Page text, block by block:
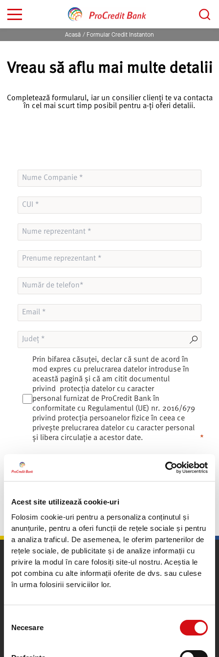
Acest site utilizează cookie-uri
Folosim cookie-uri pentru a personaliza conținutul și
anunțurile, pentru a oferi funcții de rețele sociale și pentru
a analiza traficul. De asemenea, le oferim partenerilor de
rețele sociale, de publicitate și de analize informații cu
privire la modul în care folosiți site-ul nostru. Aceștia le
pot combina cu alte informații oferite de dvs. sau culese
în urma folosirii serviciilor lor.
consimțământului
Necesare
Acasă Formular Credit Instanton
Vreau să aflu mai multe detalii
Completează formularul, iar un consilier clienți te va contacta
în cel mai scurt timp posibil pentru a-ți oferi detalii.
Prin bifarea căsuței, declar că sunt de acord în
mod expres cu prelucrarea datelor introduse în
această pagină și că am citit documentul
privind
protecția datelor cu caracter
personal furnizat de ProCredit Bank în
conformitate cu Regulamentul (UE) nr. 2016/679
privind protecția persoanelor fizice în ceea ce
privește prelucrarea datelor cu caracter personal
și libera circulație a acestor date.
Calea Plevnei nr. 159, sector 6, București, România